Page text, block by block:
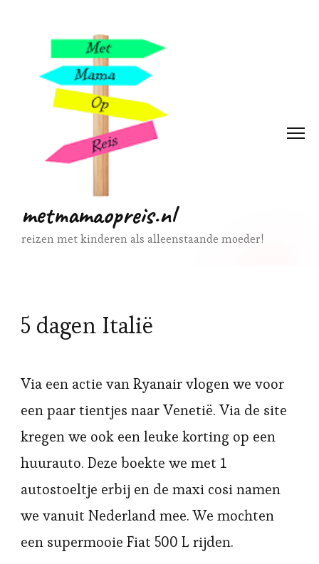
metmamaopreis.nl
reizen met kinderen als alleenstaande moeder!
5 dagen Italië
Via een actie van Ryanair vlogen we voor
een paar tientjes naar Venetië. Via de site
kregen we ook een leuke korting op een
huurauto. Deze boekte we met 1
autostoeltje erbij en de maxi cosi namen
we vanuit Nederland mee. We mochten
een supermooie Fiat 500 L rijden.